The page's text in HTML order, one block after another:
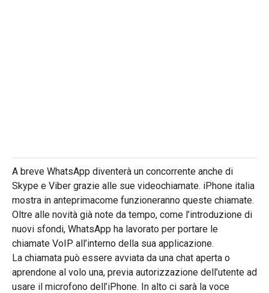
A breve WhatsApp diventerà un concorrente anche di
Skype e Viber grazie alle sue videochiamate. iPhone italia
mostra in anteprimacome funzioneranno queste chiamate.
Oltre alle novità già note da tempo, come l’introduzione di
nuovi sfondi, WhatsApp ha lavorato per portare le
chiamate VoIP all’interno della sua applicazione.
La chiamata può essere avviata da una chat aperta o
aprendone al volo una, previa autorizzazione dell’utente ad
usare il microfono dell’iPhone. In alto ci sarà la voce